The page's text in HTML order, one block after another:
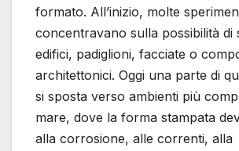
formato. All’inizio, molte
concentravano sulla possibilità di
edifici, padiglioni, facciate o
architettonici. Oggi una parte di
si sposta verso ambienti più
mare, dove la forma stampata
alla corrosione, alle correnti, alla